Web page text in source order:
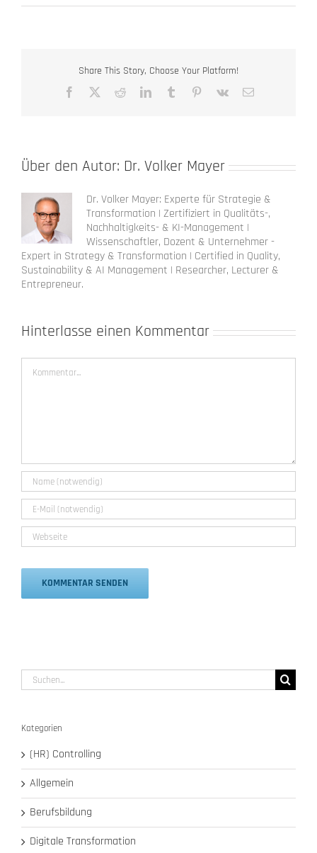
Share This Story, Choose Your Platform!
Facebook RedditLinkedInTumblr Pinterest
Vk
E-
Über den Autor: Dr. Volker Mayer
Dr. Volker Mayer: Experte für Strategie &
Transformation | Zertifiziert in Qualitäts-,
Nachhaltigkeits- & KI-Management |
Wissenschaftler, Dozent & Unternehmer -
Expert in Strategy & Transformation | Certified in Quality,
Sustainability & AI Management | Researcher, Lecturer &
Entrepreneur.
Hinterlasse einen Kommentar
Suche
nach:
Kategorien
(HR) Controlling
Allgemein
Berufsbildung
Digitale Transformation